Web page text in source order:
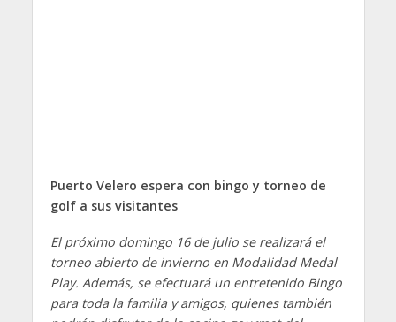
Puerto Velero espera con bingo y torneo de
golf a sus visitantes
El próximo domingo 16 de julio se realizará el
torneo abierto de invierno en Modalidad Medal
Play. Además, se efectuará un entretenido Bingo
para toda la familia y amigos, quienes también